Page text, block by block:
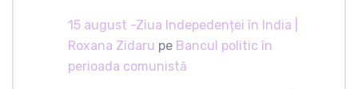
15 august -Ziua Indepedenței în India |
Roxana Zidaru pe Bancul politic în
perioada comunistă